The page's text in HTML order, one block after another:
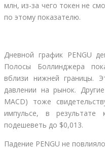
млн, из-за чего токен не
по этому показателю.
Дневной график PENGU
Полосы Боллинджера
вблизи нижней границы.
давлении на рынок.
MACD) тоже
импульсе, в результате
подешеветь до $0,013.
Падение PENGU не